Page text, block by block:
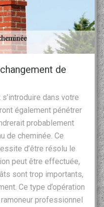
de
dans votre
également pénétrer
probablement
de cheminée. Ce
d’être résolu le
peut être effectuée,
sont trop importants,
Ce type d’opération
professionnel